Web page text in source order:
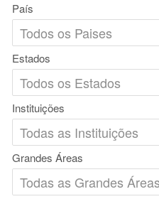
País
Estados
Instituições
Grandes Áreas